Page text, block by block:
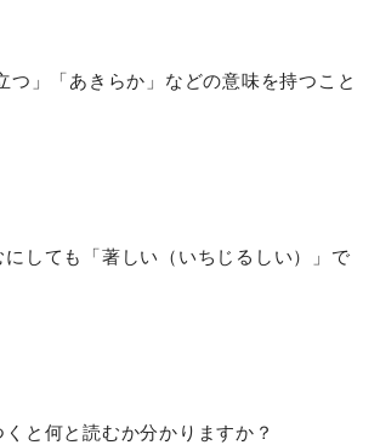
」「あきらか」などの意味を持つこと
しても「著しい（いちじるしい）」で
と何と読むか分かりますか？